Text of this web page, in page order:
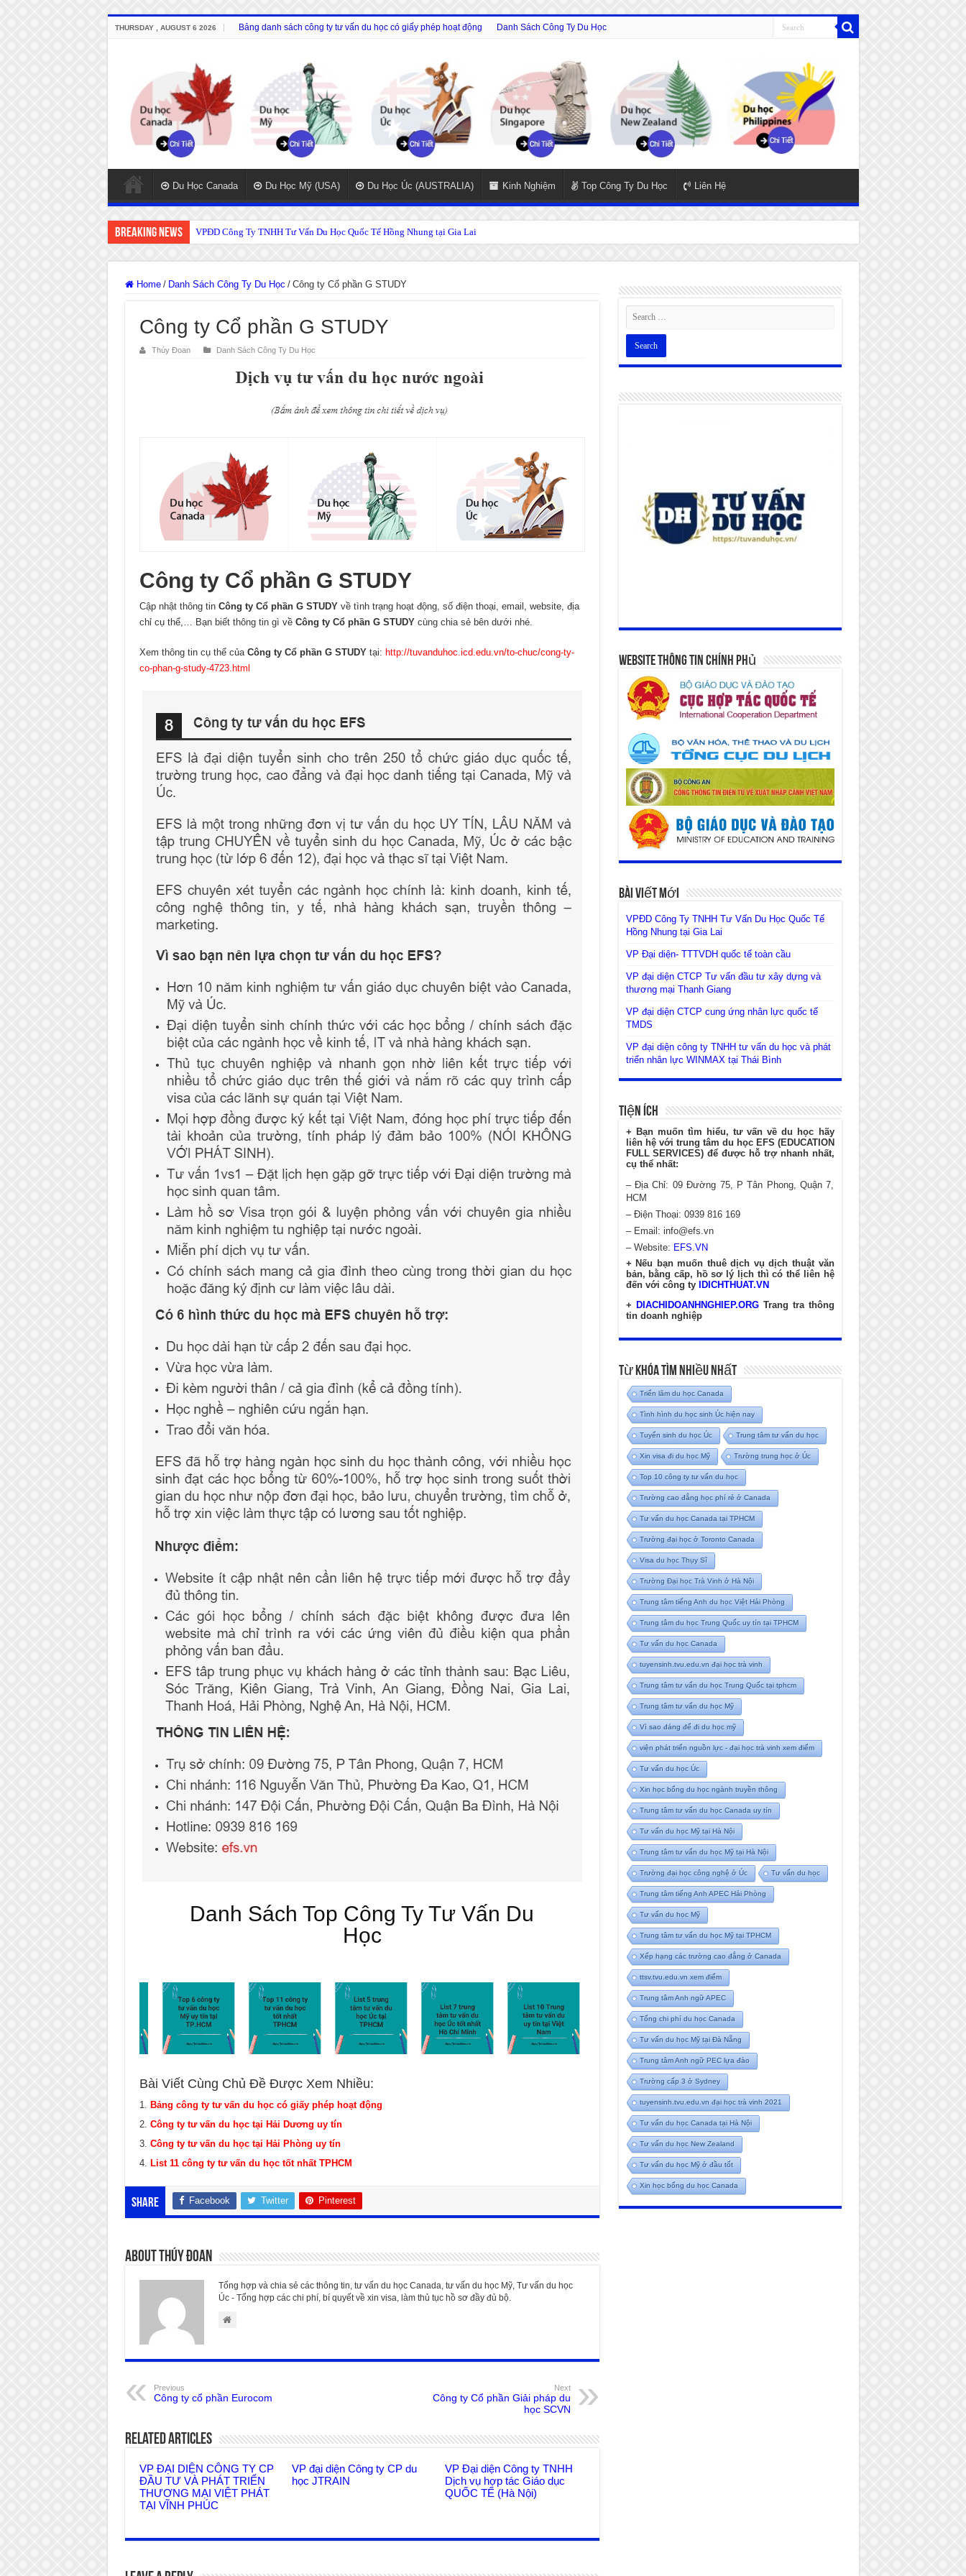
THURSDAY , AUGUST 6 2026 Bảng danh sách công ty tư vấn du học có giấy phép hoạt động Danh Sách Công Ty Du Học
Du Học Canada Du Học Mỹ (USA) Du Học Úc (AUSTRALIA) Kinh Nghiệm Top Công Ty Du Học Liên Hệ
Breaking News VPĐD Công Ty TNHH Tư Vấn Du Học Quốc Tế Hồng Nhung tại Gia Lai
Home / Danh Sách Công Ty Du Học / Công ty Cổ phần G STUDY
Công ty Cổ phần G STUDY
Thúy Đoan Danh Sách Công Ty Du Học
Công ty Cổ phần G STUDY
Cập nhật thông tin Công ty Cổ phần G STUDYvề tình trạng hoạt động, số điện thoại, email, website, địa
chỉ cụ thể,… Bạn biết thông tin gì về Công ty Cổ phần G STUDYcùng chia sẻ bên dưới nhé.
Xem thông tin cụ thể của Công ty Cổ phần G STUDYtại: http://tuvanduhoc.icd.edu.vn/to-chuc/cong-ty-
co-phan-g-study-4723.html
Danh Sách Top Công Ty Tư Vấn Du
Học
Bài Viết Cùng Chủ Đề Được Xem Nhiều:
Bảng công ty tư vấn du học có giấy phép hoạt động
Công ty tư vấn du học tại Hải Dương uy tín
Công ty tư vấn du học tại Hải Phòng uy tín
List 11 công ty tư vấn du học tốt nhất TPHCM
Share Facebook Twitter Pinterest
About Thúy Đoan
Tổng hợp và chia sẻ các thông tin, tư vấn du học Canada, tư vấn du học Mỹ, Tư vấn du học
Úc - Tổng hợp các chi phí, bí quyết về xin visa, làm thủ tục hồ sơ đầy đủ bộ.
Previous
Công ty cổ phần Eurocom
Next
Công ty Cổ phần Giải pháp du
học SCVN
Related Articles
VP ĐẠI DIỆN CÔNG TY CP
ĐẦU TƯ VÀ PHÁT TRIỂN
THƯƠNG MẠI VIỆT PHÁT
TẠI VĨNH PHÚC
VP đại diện Công ty CP du
học JTRAIN
VP Đại diện Công ty TNHH
Dịch vụ hợp tác Giáo dục
QUỐC TẾ (Hà Nội)
Website Thông Tin Chính Phủ
Bài Viết Mới
VPĐD Công Ty TNHH Tư Vấn Du Học Quốc Tế
Hồng Nhung tại Gia Lai
VP Đại diện- TTTVDH quốc tế toàn cầu
VP đại diện CTCP Tư vấn đầu tư xây dựng và
thương mại Thanh Giang
VP đại diện CTCP cung ứng nhân lực quốc tế
TMDS
VP đại diện công ty TNHH tư vấn du học và phát
triển nhân lực WINMAX tại Thái Bình
Tiện Ích
+ Bạn muốn tìm hiểu, tư vấn về du học hãy
liên hệ với trung tâm du học EFS (EDUCATION
FULL SERVICES) để được hỗ trợ nhanh nhất,
cụ thể nhất:
– Địa Chỉ: 09 Đường 75, P Tân Phong, Quận 7,
HCM
– Điện Thoại: 0939 816 169
– Email: info@efs.vn
– Website: EFS.VN
+ Nếu bạn muốn thuê dịch vụ dịch thuật văn
bản, bằng cấp, hồ sơ lý lịch thì có thể liên hệ
đến với công ty
IDICHTHUAT.VN
+ DIACHIDOANHNGHIEP.ORGTrang tra thông
tin doanh nghiệp
Từ Khóa Tìm Nhiều Nhất
Triển lãm du học Canada
Tình hình du học sinh Úc hiện nay
Tuyển sinh du học Úc Trung tâm tư vấn du học
Xin visa đi du học Mỹ Trường trung học ở Úc
Top 10 công ty tư vấn du học
Trường cao đẳng học phí rẻ ở Canada
Tư vấn du học Canada tại TPHCM
Trường đại học ở Toronto Canada
Visa du học Thụy Sĩ
Trường Đại học Trà Vinh ở Hà Nội
Trung tâm tiếng Anh du học Việt Hải Phòng
Trung tâm du học Trung Quốc uy tín tại TPHCM
Tư vấn du học Canada
tuyensinh.tvu.edu.vn đại học trà vinh
Trung tâm tư vấn du học Trung Quốc tại tphcm
Trung tâm tư vấn du học Mỹ
Vì sao đáng để đi du học mỹ
viện phát triển nguồn lực - đại học trà vinh xem điểm
Tư vấn du học Úc
Xin học bổng du học ngành truyền thông
Trung tâm tư vấn du học Canada uy tín
Tư vấn du học Mỹ tại Hà Nội
Trung tâm tư vấn du học Mỹ tại Hà Nội
Trường đại học công nghệ ở Úc Tư vấn du học
Trung tâm tiếng Anh APEC Hải Phòng
Tư vấn du học Mỹ
Trung tâm tư vấn du học Mỹ tại TPHCM
Xếp hạng các trường cao đẳng ở Canada
ttsv.tvu.edu.vn xem điểm
Trung tâm Anh ngữ APEC
Tổng chi phí du học Canada
Tư vấn du học Mỹ tại Đà Nẵng
Trung tâm Anh ngữ PEC lựa đào
Trường cấp 3 ở Sydney
tuyensinh.tvu.edu.vn đại học trà vinh 2021
Tư vấn du học Canada tại Hà Nội
Tư vấn du học New Zealand
Tư vấn du học Mỹ ở đầu tốt
Xin học bổng du học Canada